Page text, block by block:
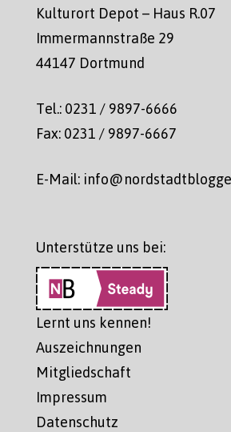
Kulturort Depot – Haus R.07
Immermannstraße 29
44147 Dortmund
Tel.: 0231 / 9897-6666
Fax: 0231 / 9897-6667
E-Mail:
Unterstütze uns bei:
Lernt uns kennen!
Auszeichnungen
Mitgliedschaft
Impressum
Datenschutz